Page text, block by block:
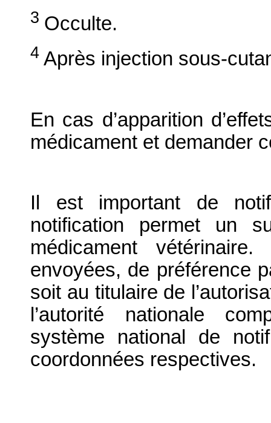
3 Occulte.
4 Après injection sous-
En cas d’apparition
médicament et demander
Il est important de
notification permet un
médicament
envoyées, de préférence
soit au titulaire de
l’autorité nationale
système national de
coordonnées respectives.